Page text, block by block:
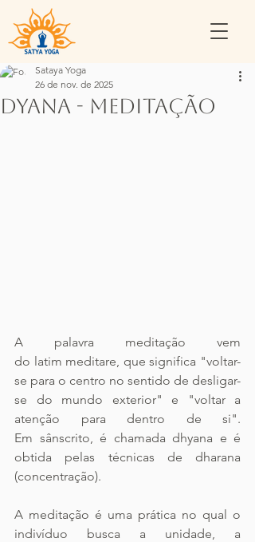
Dyana - Meditação
Sataya Yoga
26 de nov. de 2025
A palavra meditação vem
do latim meditare, que significa "voltar-
se para o centro no sentido de desligar-
se do mundo exterior" e "voltar a
atenção para dentro de si".
Em sânscrito, é chamada dhyana e é
obtida pelas técnicas de dharana
(concentração).
A meditação é uma prática no qual o
indivíduo busca a unidade, a